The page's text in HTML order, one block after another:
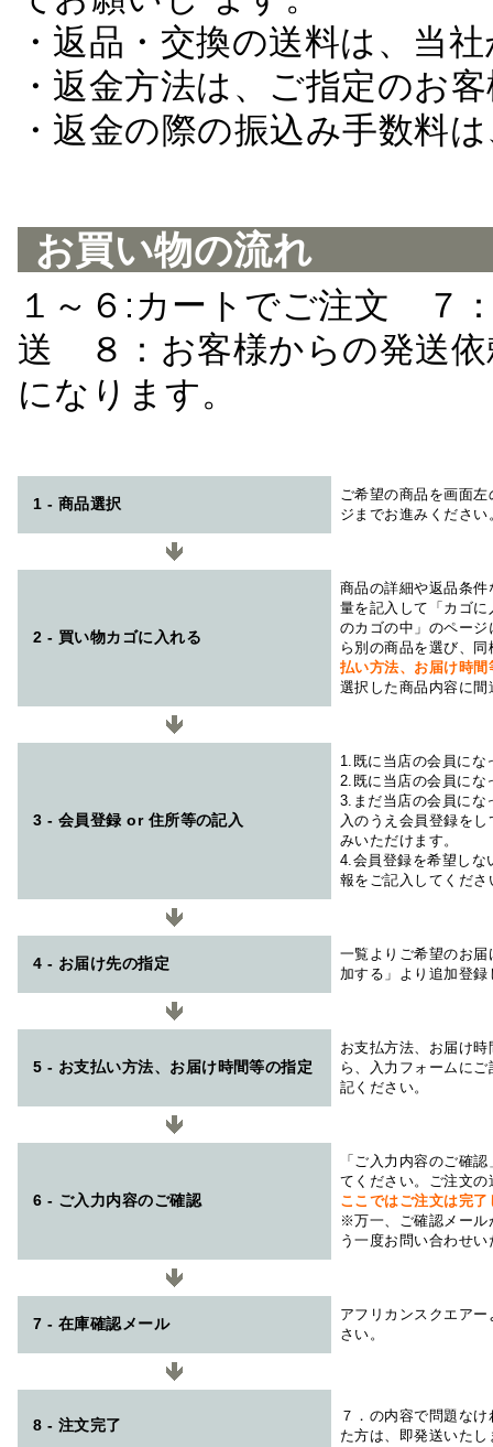
・返品・交換の送料は、当
・返金方法は、ご指定のお
・返金の際の振込み手数料
お買い物の流れ
１～６:カートでご注文 ７
送 ８：お客様からの発送
になります。
1 - 商品選択
ご希望の商品を画面
ジまでお進みください
2 - 買い物カゴに入れる
商品の詳細や返品条
量を記入して「カゴ
のカゴの中」のペー
ら別の商品を選び、
払い方法、お届け時
選択した商品内容に
3 - 会員登録 or 住所等の記入
1.既に当店の会員にな
2.既に当店の会員にな
3.まだ当店の会員にな
入のうえ会員登録を
みいただけます。
4.会員登録を希望しな
報をご記入してくださ
4 - お届け先の指定
一覧よりご希望のお
加する」より追加登
5 - お支払い方法、お届け時間等の指定
お支払方法、お届け
ら、入力フォームに
記ください。
6 - ご入力内容のご確認
「ご入力内容のご確
てください。ご注文
ここではご注文は完
※万一、ご確認メール
う一度お問い合わせ
7 - 在庫確認メール
アフリカンスクエアー
さい。
8 - 注文完了
７．の内容で問題な
た方は、即発送いたし